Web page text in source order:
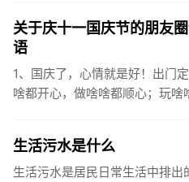
关于庆十一国庆节的朋友
语
1、国庆了，心情就是好！出门
啥都开心，做啥啥都顺心；玩啥
生活污水是什么
生活污水是居民日常生活中排